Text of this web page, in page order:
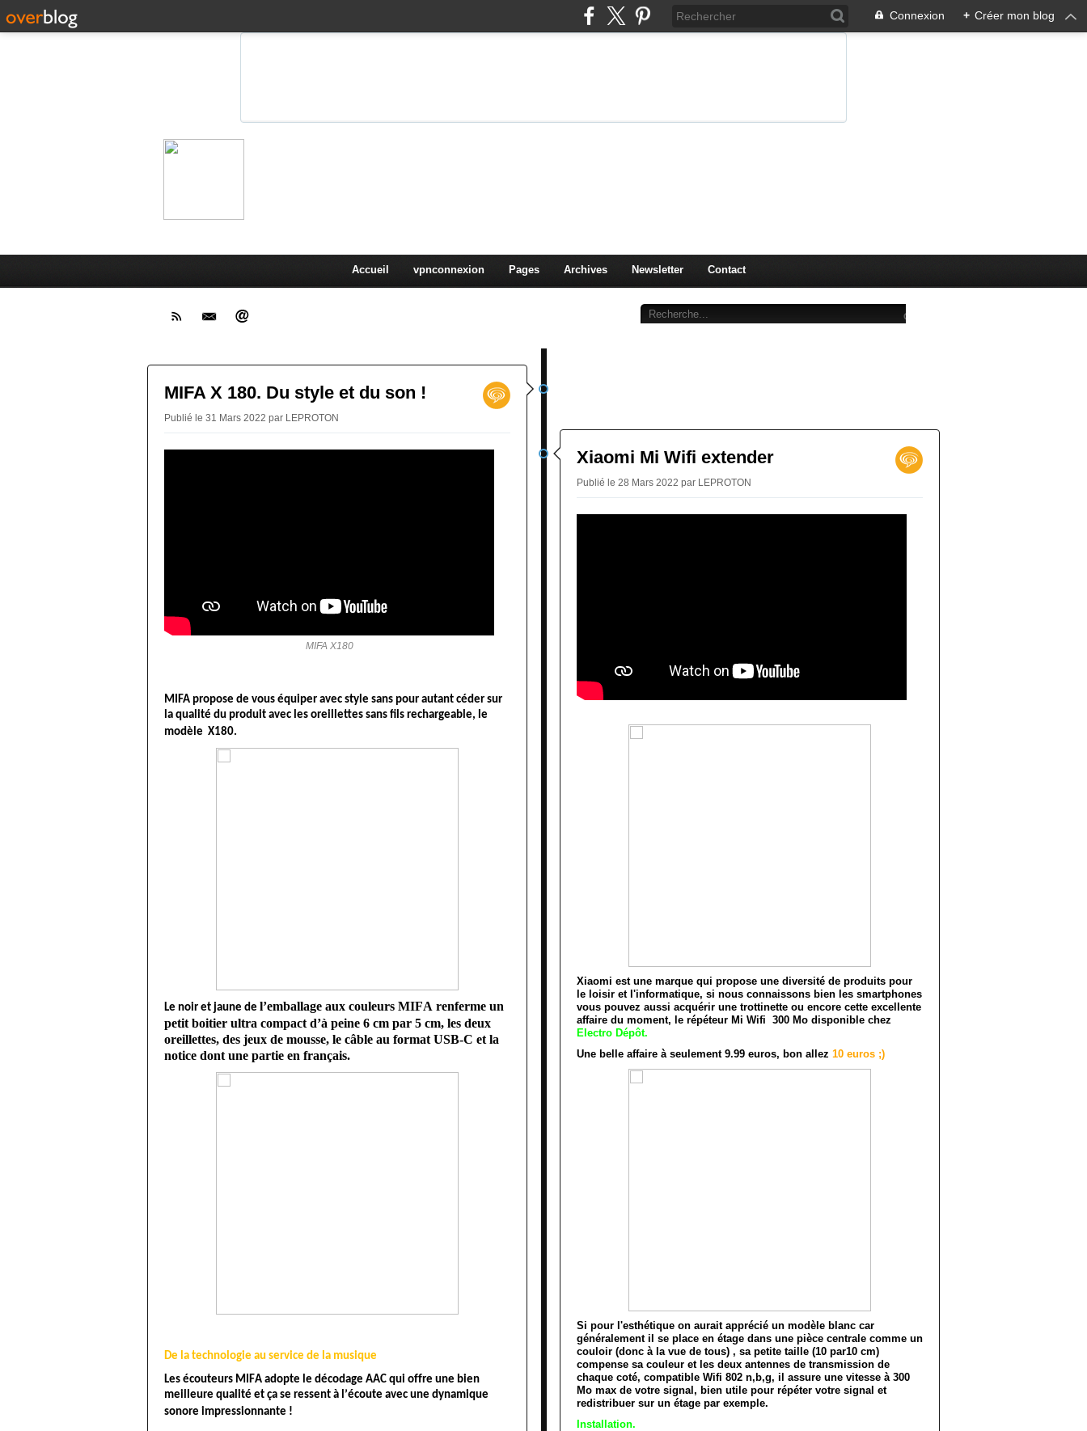
Connexion + Créer mon blog
Accueil vpnconnexion Pages Archives Newsletter Contact
MIFA X 180. Du style et du son !
Publié le 31 Mars 2022 par LEPROTON
MIFA X180
MIFA propose de vous équiper avec style sans pour autant céder sur
la qualité du produit avec les oreillettes sans fils rechargeable, le
modèle X180.
Le noir et jaune de l’emballage aux couleurs MIFA renferme un
petit boitier ultra compact d’à peine 6 cm par 5 cm, les deux
oreillettes, des jeux de mousse, le câble au format USB-C et la
notice dont une partie en français.
De la technologie au service de la musique
Les écouteurs MIFA adopte le décodage AAC qui offre une bien
meilleure qualité et ça se ressent à l’écoute avec une dynamique
sonore impressionnante !
Xiaomi Mi Wifi extender
Publié le 28 Mars 2022 par LEPROTON
Xiaomi est une marque qui propose une diversité de produits pour
le loisir et l'informatique, si nous connaissons bien les smartphones
vous pouvez aussi acquérir une trottinette ou encore cette excellente
affaire du moment, le répéteur Mi Wifi 300 Mo disponible chez
Electro Dépôt.
Une belle affaire à seulement 9.99 euros, bon allez 10 euros ;)
Si pour l'esthétique on aurait apprécié un modèle blanc car
généralement il se place en étage dans une pièce centrale comme un
couloir (donc à la vue de tous) , sa petite taille (10 par10 cm)
compense sa couleur et les deux antennes de transmission de
chaque coté, compatible Wifi 802 n,b,g, il assure une vitesse à 300
Mo max de votre signal, bien utile pour répéter votre signal et
redistribuer sur un étage par exemple.
Installation.